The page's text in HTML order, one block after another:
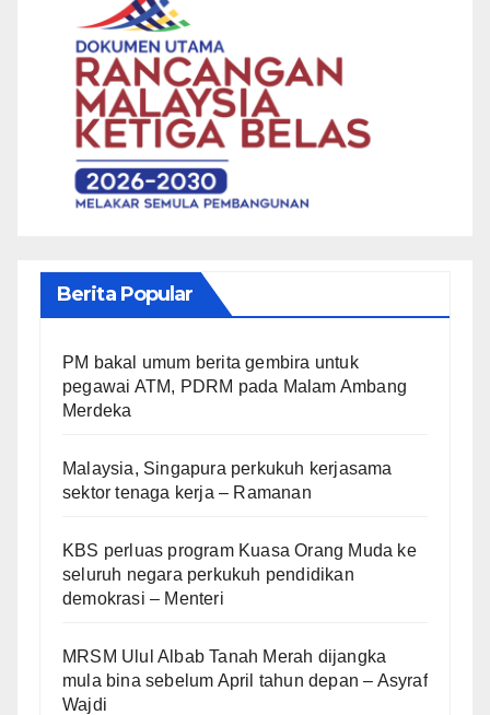
Berita Popular
PM bakal umum berita gembira untuk
pegawai ATM, PDRM pada Malam Ambang
Merdeka
Malaysia, Singapura perkukuh kerjasama
sektor tenaga kerja – Ramanan
KBS perluas program Kuasa Orang Muda ke
seluruh negara perkukuh pendidikan
demokrasi – Menteri
MRSM Ulul Albab Tanah Merah dijangka
mula bina sebelum April tahun depan – Asyraf
Wajdi